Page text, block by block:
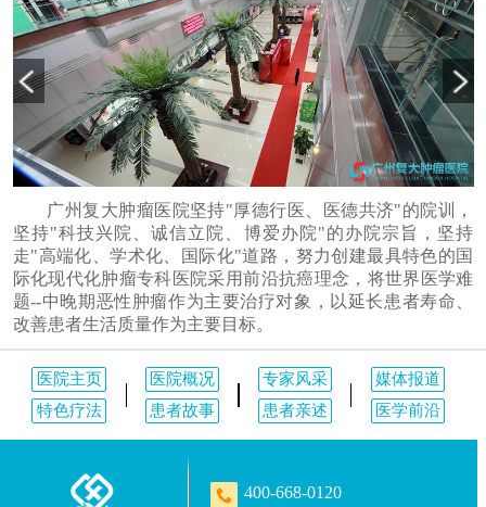
广州复大肿瘤医院坚持"厚德行医、医德共济"的院训，
坚持"科技兴院、诚信立院、博爱办院"的办院宗旨，坚持
走"高端化、学术化、国际化"道路，努力创建最具特色的国
际化现代化肿瘤专科医院采用前沿抗癌理念，将世界医学难
题--中晚期恶性肿瘤作为主要治疗对象，以延长患者寿命、
改善患者生活质量作为主要目标。
医院主页 医院概况 专家风采
媒体报道
特色疗法
患者故事 患者亲述 医学前沿
400-668-0120